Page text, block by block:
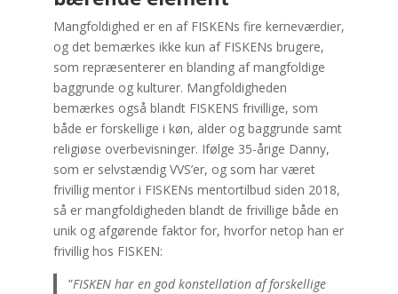
Mangfoldighed er en af FISKENs fire kerneværdier,
og det bemærkes ikke kun af FISKENs brugere,
som repræsenterer en blanding af mangfoldige
baggrunde og kulturer. Mangfoldigheden
bemærkes også blandt FISKENS frivillige, som
både er forskellige i køn, alder og baggrunde samt
religiøse overbevisninger. Ifølge 35-årige Danny,
som er selvstændig VVS’er, og som har været
frivillig mentor i FISKENs mentortilbud siden 2018,
så er mangfoldigheden blandt de frivillige både en
unik og afgørende faktor for, hvorfor netop han er
frivillig hos FISKEN:
”FISKEN har en god konstellation af forskellige